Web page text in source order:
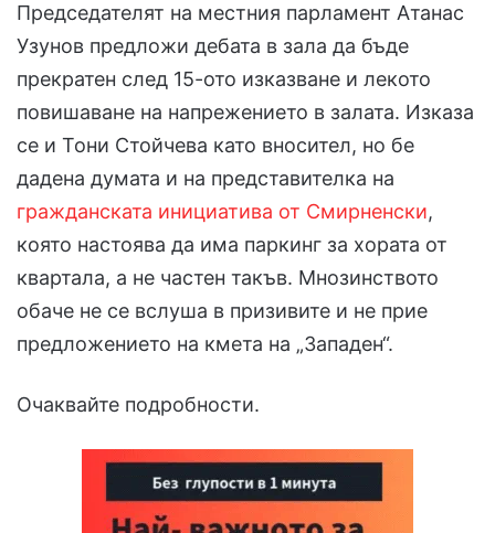
Председателят на местния парламент Атанас
Узунов предложи дебата в зала да бъде
прекратен след 15-ото изказване и лекото
повишаване на напрежението в залата. Изказа
се и Тони Стойчева като вносител, но бе
дадена думата и на представителка на
гражданската инициатива от Смирненски,
която настоява да има паркинг за хората от
квартала, а не частен такъв. Мнозинството
обаче не се вслуша в призивите и не прие
предложението на кмета на „Западен“.
Очаквайте подробности.